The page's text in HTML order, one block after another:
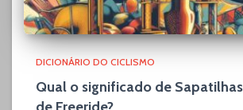
DICIONÁRIO DO CICLISMO
Qual o significado de